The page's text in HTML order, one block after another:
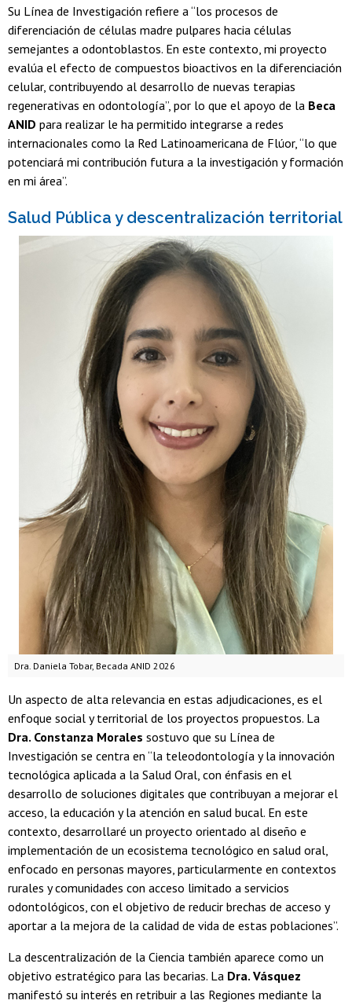
Su Línea de Investigación refiere a “los procesos de
diferenciación de células madre pulpares hacia células
semejantes a odontoblastos. En este contexto, mi proyecto
evalúa el efecto de compuestos bioactivos en la diferenciación
celular, contribuyendo al desarrollo de nuevas terapias
regenerativas en odontología”, por lo que el apoyo de la Beca
ANID para realizar le ha permitido integrarse a redes
internacionales como la Red Latinoamericana de Flúor, “lo que
potenciará mi contribución futura a la investigación y formación
en mi área”.
Salud Pública y descentralización territorial
Dra. Daniela Tobar, Becada ANID 2026
Un aspecto de alta relevancia en estas adjudicaciones, es el
enfoque social y territorial de los proyectos propuestos. La
Dra. Constanza Morales sostuvo que su Línea de
Investigación se centra en “la teleodontología y la innovación
tecnológica aplicada a la Salud Oral, con énfasis en el
desarrollo de soluciones digitales que contribuyan a mejorar el
acceso, la educación y la atención en salud bucal. En este
contexto, desarrollaré un proyecto orientado al diseño e
implementación de un ecosistema tecnológico en salud oral,
enfocado en personas mayores, particularmente en contextos
rurales y comunidades con acceso limitado a servicios
odontológicos, con el objetivo de reducir brechas de acceso y
aportar a la mejora de la calidad de vida de estas poblaciones”.
La descentralización de la Ciencia también aparece como un
objetivo estratégico para las becarias. La Dra. Vásquez
manifestó su interés en retribuir a las Regiones mediante la